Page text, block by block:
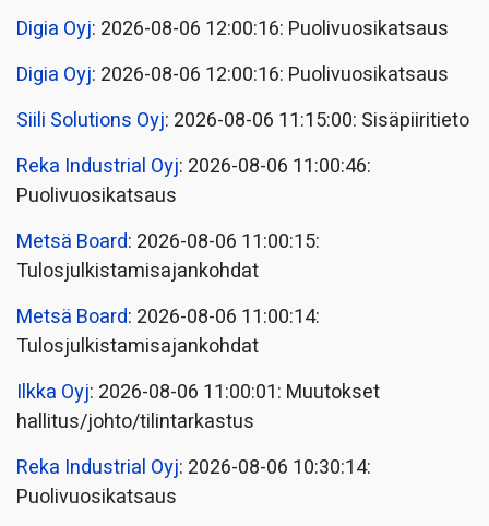
Digia Oyj: 2026-08-06 12:00:16: Puolivuosikatsaus
Digia Oyj: 2026-08-06 12:00:16: Puolivuosikatsaus
Siili Solutions Oyj: 2026-08-06 11:15:00: Sisäpiiritieto
Reka Industrial Oyj: 2026-08-06 11:00:46:
Puolivuosikatsaus
Metsä Board: 2026-08-06 11:00:15:
Tulosjulkistamisajankohdat
Metsä Board: 2026-08-06 11:00:14:
Tulosjulkistamisajankohdat
Ilkka Oyj: 2026-08-06 11:00:01: Muutokset
hallitus/johto/tilintarkastus
Reka Industrial Oyj: 2026-08-06 10:30:14:
Puolivuosikatsaus